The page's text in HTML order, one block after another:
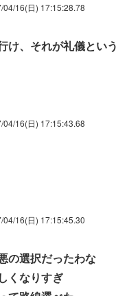
04/16(日) 17:15:28.78
け、それが礼儀という
04/16(日) 17:15:43.68
04/16(日) 17:15:45.30
の選択だったわな
くなりすぎ